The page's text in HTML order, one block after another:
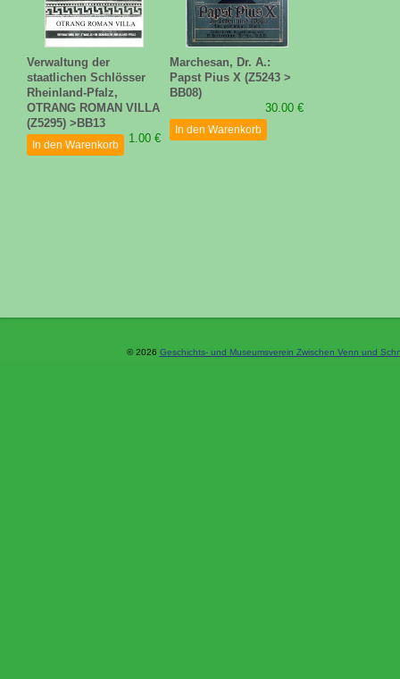
Verwaltung der
staatlichen Schlösser
Rheinland-Pfalz,
OTRANG ROMAN VILLA
(Z5295) >BB13
1.00 €
In den Warenkorb
Marchesan, Dr. A.:
Papst Pius X (Z5243 >
BB08)
30.00 €
In den Warenkorb
© 2026 Geschichts- und Museumsverein Zwischen Venn und